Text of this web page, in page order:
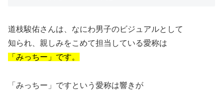
道枝駿佑さんは、なにわ男子のビジュアルとして
知られ、親しみをこめて担当している愛称は
「みっちー」です。
「みっちー」ですという愛称は響きが